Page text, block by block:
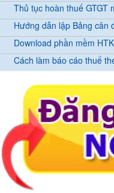
Thủ tục hoàn thuế GTGT
Hướng dẫn lập Bảng cân
Download phần mềm
Cách làm báo cáo thuế